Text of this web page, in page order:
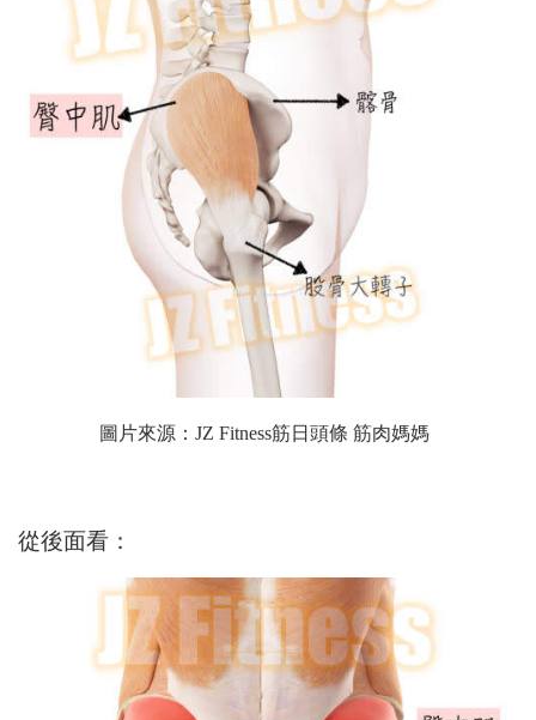
圖片來源：JZ Fitness筋日頭條 筋肉媽媽
從後面看：